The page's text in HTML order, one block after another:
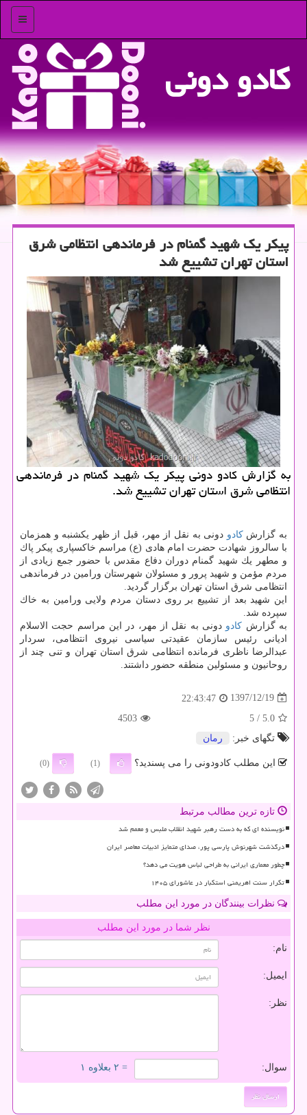
منو
كادو دونی
پیكر یك شهید گمنام در فرماندهی انتظامی شرق
استان تهران تشییع شد
به گزارش كادو دونی پیكر یك شهید گمنام در فرماندهی
انتظامی شرق استان تهران تشییع شد.
به گزارشكادو دونی به نقل از مهر، قبل از ظهر یكشنبه و همزمان
با سالروز شهادت حضرت امام هادی (ع) مراسم خاكسپاری پیكر پاك
و مطهر یك شهید گمنام دوران دفاع مقدس با حضور جمع زیادی از
مردم مؤمن و شهید پرور و مسئولان شهرستان ورامین در فرماندهی
انتظامی شرق استان تهران برگزار گردید.
این شهید بعد از تشییع بر روی دستان مردم ولایی ورامین به خاك
سپرده شد.
به گزارش كادو دونی به نقل از مهر، در این مراسم حجت الاسلام
ادیانی رئیس سازمان عقیدتی سیاسی نیروی انتظامی، سردار
عبدالرضا ناظری فرمانده انتظامی شرق استان تهران و تنی چند از
روحانیون و مسئولین منطقه حضور داشتند.
1397/12/19
22:43:47
5.0
/ 5
4503
تگهای خبر:
رمان
این مطلب کادودونی را می پسندید؟ (1)
(0)
تازه ترین مطالب مرتبط
نویسنده ای که به دست رهبر شهید انقلاب ملبس و معمم شد
درگذشت شهرنوش پارسی پور، صدای متمایز ادبیات معاصر ایران
چطور معماری ایرانی به طراحی لباس هویت می دهد؟
تکرار سنت اهریمنی استکبار در عاشورای ۱۴۰۵
نظرات بینندگان در مورد این مطلب
نظر شما در مورد این مطلب
نام:
ایمیل:
نظر:
سوال: = ۲ بعلاوه ۱